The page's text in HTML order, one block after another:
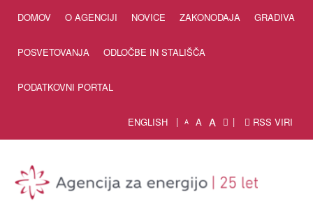
DOMOV O AGENCIJI NOVICE ZAKONODAJA GRADIVA
POSVETOVANJA ODLOČBE IN STALIŠČA
PODATKOVNI PORTAL
ENGLISH A A A RSS VIRI